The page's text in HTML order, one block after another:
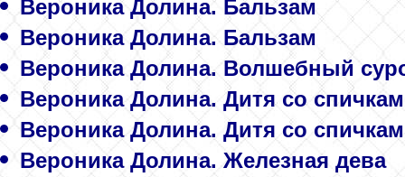
Вероника Долина. Бальзам
Вероника Долина. Бальзам
Вероника Долина. Волшебный
Вероника Долина. Дитя со
Вероника Долина. Дитя со
Вероника Долина. Железная дева